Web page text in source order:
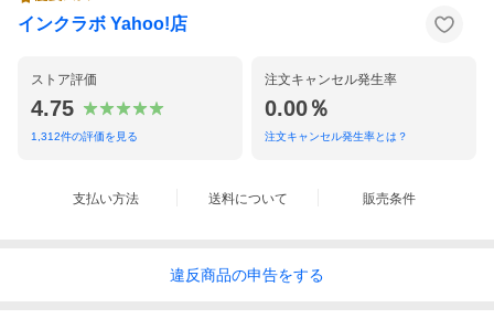
インクラボ Yahoo!店
ストア評価
4.75
1,312件の評価を見る
注文キャンセル発生率
0.00％
注文キャンセル発生率とは？
支払い方法 送料について 販売条件
違反商品の申告をする